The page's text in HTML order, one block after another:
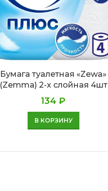
Бумага туалетная «Zewa»
(Zemma) 2-х слойная 4шт
134₽
В КОРЗИНУ